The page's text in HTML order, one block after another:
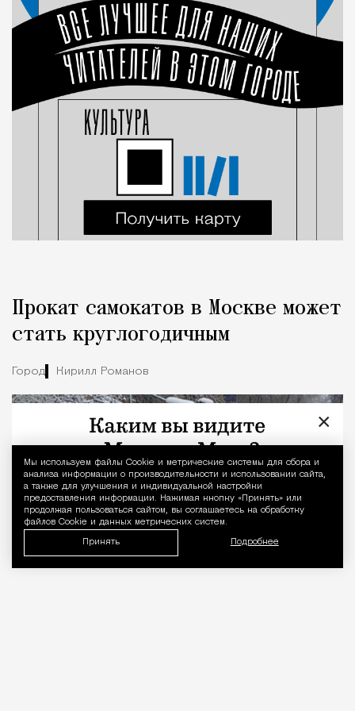
Уведомление
Мы используем файлы Сookie и метрические системы для сбора и
анализа информации о производительности и использовании сайта,
а также для улучшения и индивидуальной настройки
предоставления информации. Нажимая кнопку «Принять» или
продолжая пользоваться сайтом, вы соглашаетесь на обработку
файлов Cookie и данных метрических систем.
Принять Подробнее
Прокат самокатов в Москве может
стать круглогодичным
Город Кирилл Романов
×